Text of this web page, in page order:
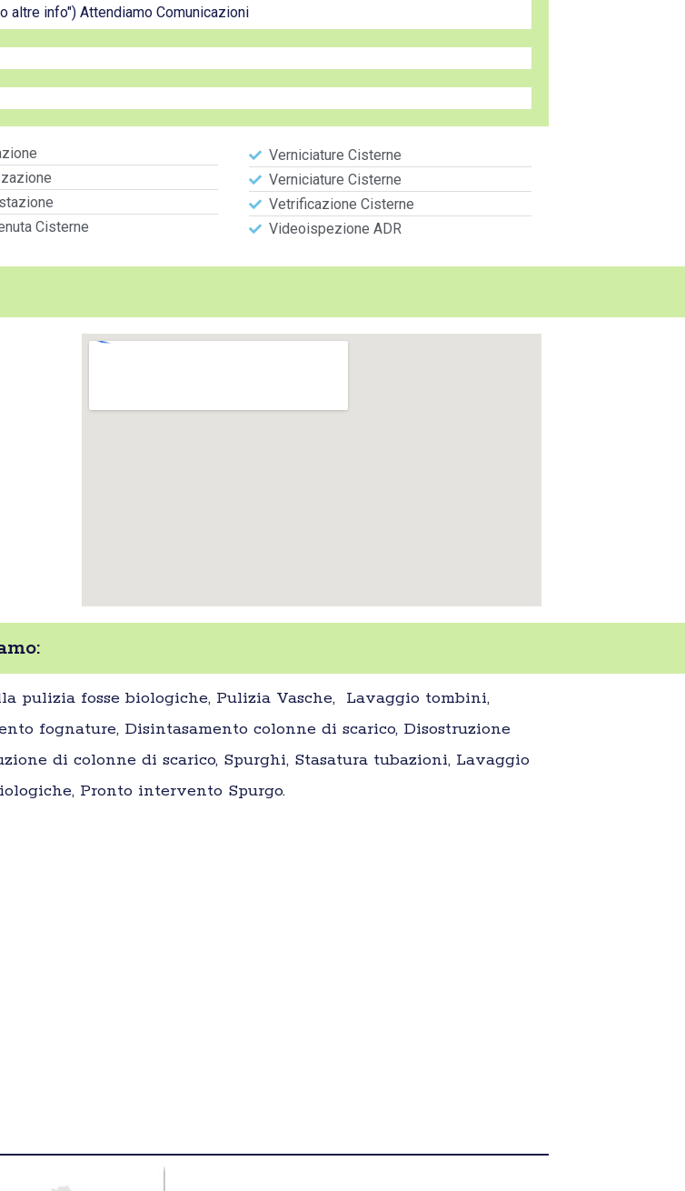
altre info") Attendiamo Comunicazioni
Cisterne
Verniciature Cisterne
Verniciature Cisterne
Vetrificazione Cisterne
Videoispezione ADR
pulizia fosse biologiche, Pulizia Vasche, Lavaggio tombini,
fognature, Disintasamento colonne di scarico, Disostruzione
di colonne di scarico, Spurghi, Stasatura tubazioni, Lavaggio
Pronto intervento Spurgo.